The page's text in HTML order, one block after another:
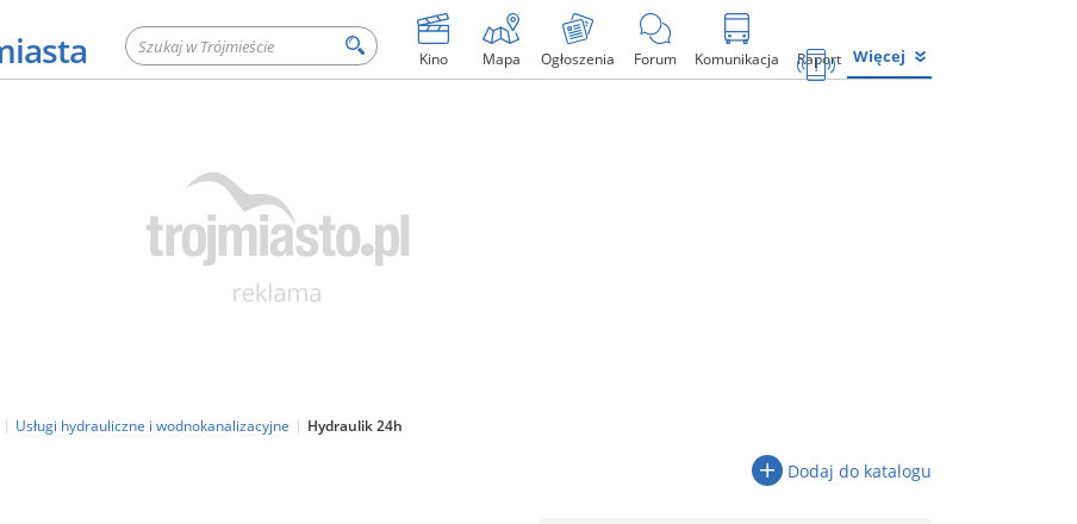
Kino Mapa Ogłoszenia Forum Komunikacja Raport Więcej
Usługi hydrauliczne i wodnokanalizacyjne Hydraulik 24h
Dodaj do katalogu